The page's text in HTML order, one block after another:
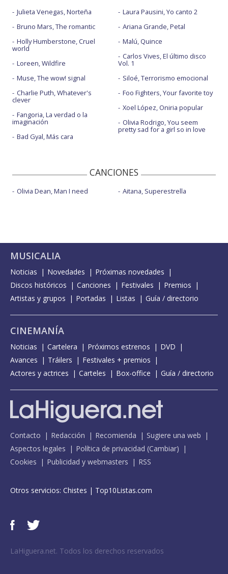
Julieta Venegas, Norteña
Bruno Mars, The romantic
Holly Humberstone, Cruel
world
Loreen, Wildfire
Muse, The wow! signal
Charlie Puth, Whatever's
clever
Fangoria, La verdad o la
imaginación
Bad Gyal, Más cara
Laura Pausini, Yo canto 2
Ariana Grande, Petal
Malú, Quince
Carlos Vives, El último disco
Vol. 1
Siloé, Terrorismo emocional
Foo Fighters, Your favorite toy
Xoel López, Oniria popular
Olivia Rodrigo, You seem
pretty sad for a girl so in love
CANCIONES
Olivia Dean, Man I need Aitana, Superestrella
MUSICALIA
Noticias Novedades
Próximas novedades
Discos históricos
Canciones Festivales
Premios
Artistas y grupos
Portadas Listas Guía / directorio
CINEMANÍA
Noticias Cartelera Próximos estrenos
DVD
Avances
Tráilers
Festivales + premios
Actores y actrices
Carteles Box-office Guía / directorio
Contacto Redacción Recomienda
Sugiere una web
Aspectos legales
Política de privacidad (Cambiar)
Cookies
Publicidad y webmasters RSS
Otros servicios: Chistes | Top10Listas.com
LaHiguera.net. Todos los derechos reservados